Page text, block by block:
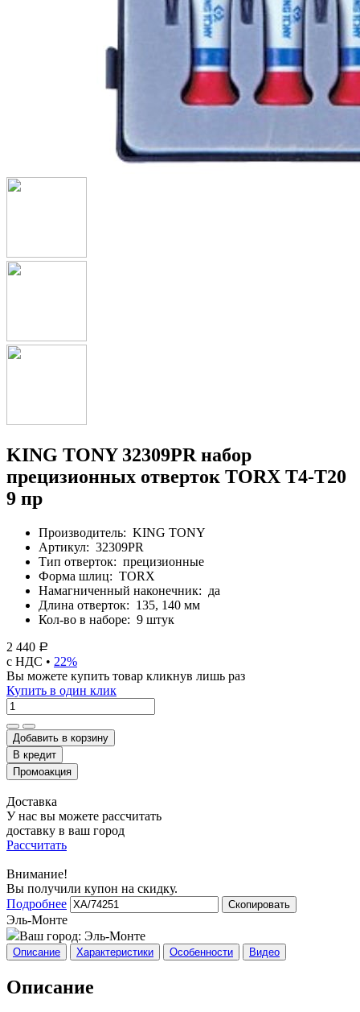
KING TONY 32309PR набор
прецизионных отверток TORX T4-T20
9 пр
Производитель: KING TONY
Артикул: 32309PR
Тип отверток: прецизионные
Форма шлиц: TORX
Намагниченный наконечник: да
Длина отверток: 135, 140 мм
Кол-во в наборе: 9 штук
2 440 Р
с НДС • 22%
Вы можете купить товар кликнув лишь раз
Купить в один клик
Добавить в корзину
Доставка
У нас вы можете рассчитать
доставку в ваш город
Рассчитать
Внимание!
Вы получили купон на скидку.
Подробнее
Скопировать
Эль-Монте
Ваш город: Эль-Монте
Описание Характеристики Особенности Видео
Описание